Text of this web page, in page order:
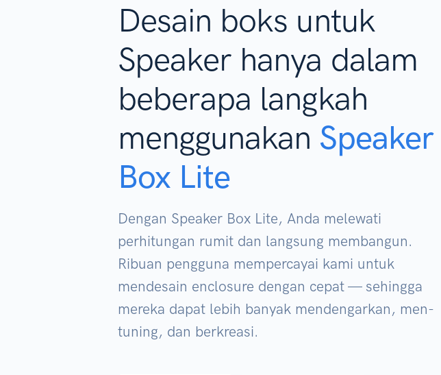
Desain boks untuk
Speaker hanya dalam
beberapa langkah
menggunakan Speaker
Box Lite
Dengan Speaker Box Lite, Anda melewati
perhitungan rumit dan langsung membangun.
Ribuan pengguna mempercayai kami untuk
mendesain enclosure dengan cepat — sehingga
mereka dapat lebih banyak mendengarkan, men-
tuning, dan berkreasi.